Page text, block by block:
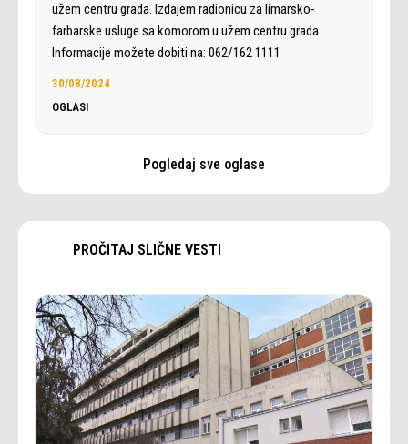
užem centru grada. Izdajem radionicu za limarsko-
farbarske usluge sa komorom u užem centru grada.
Informacije možete dobiti na: 062/162 1111
30/08/2024
OGLASI
Pogledaj sve oglase
PROČITAJ SLIČNE VESTI